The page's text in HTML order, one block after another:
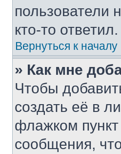
пользователи
кто-то ответил.
Вернуться к началу
» Как мне
Чтобы
создать её в
флажком пункт
сообщения,